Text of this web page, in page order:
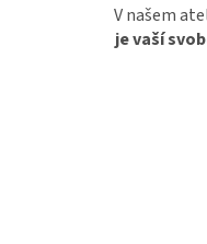
V našem
je vaší